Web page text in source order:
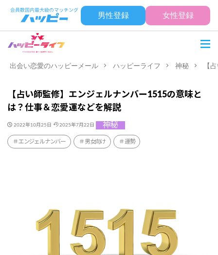
男性登録 女性登録
出会い恋愛のハッピーメール ハッピーライフ 神秘 【
【占い師監修】エンジェルナンバー1515の意味と
は？仕事＆恋愛運などを解説
2022年10月25日 2025年7月22日 神秘
エンジェルナンバー 男女向け 運勢